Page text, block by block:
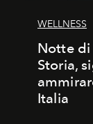
WELLNESS
Notte di
Storia,
Italia